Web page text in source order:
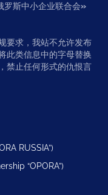
罗斯中小企业联合会»
要求，我站不允许发布
此类信息中的字母替换
禁止任何形式的仇恨言
RUSSIA”)
“OPORA”)